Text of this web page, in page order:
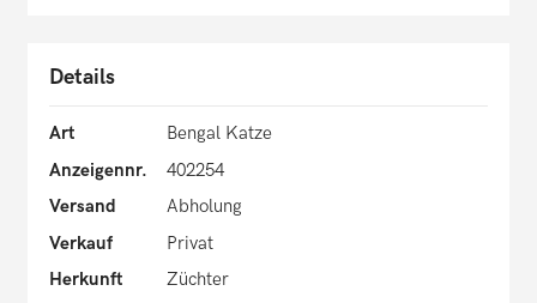
Details
Art
Bengal Katze
Anzeigennr.
402254
Versand
Abholung
Verkauf
Privat
Herkunft
Züchter